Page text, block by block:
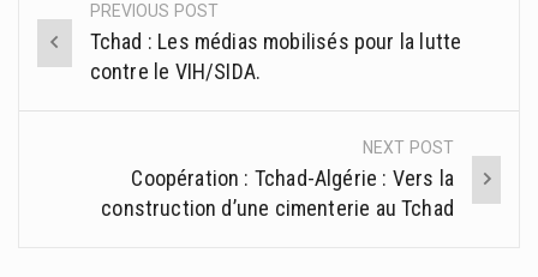
Post
navigation
PREVIOUS POST
Tchad : Les médias mobilisés pour la lutte
contre le VIH/SIDA.
NEXT POST
Coopération : Tchad-Algérie : Vers la
construction d’une cimenterie au Tchad